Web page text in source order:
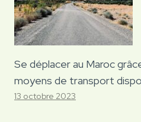
Se déplacer au Maroc
moyens de transport
13 octobre 2023